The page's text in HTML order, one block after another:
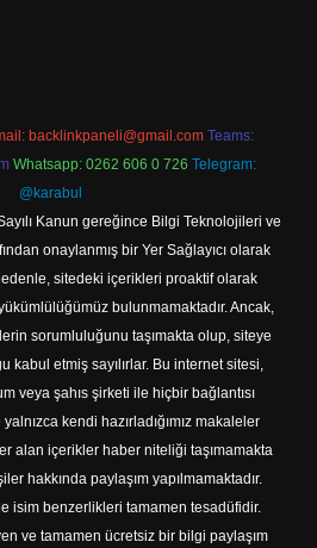
backlinkpaneli@gmail.com Teams:
Whatsapp: 0262 606 0 726 Telegram:
@karabul
Kanun gereğince Bilgi Teknolojileri ve
onaylanmış bir Yer Sağlayıcı olarak
sitedeki içerikleri proaktif olarak
bulunmamaktadır. Ancak,
sorumluluğunu taşımakta olup, siteye
kabul etmiş sayılırlar. Bu internet sitesi,
veya şahıs şirketi ile hiçbir bağlantısı
kendi hazırladığımız makaleler
alan içerikler haber niteliği taşımamakta
hakkında paylaşım yapılmamaktadır.
isim benzerlikleri tamamen tesadüfidir.
ve tamamen ücretsiz bir bilgi paylaşım